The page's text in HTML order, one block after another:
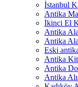
İstanbul
Antika
İkinci El
Antika
Antika
Eski
Antika
Antika
Antika